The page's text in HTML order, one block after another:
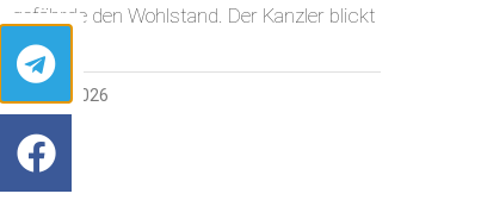
gefährde den Wohlstand. Der Kanzler blickt
27. MAI 2026